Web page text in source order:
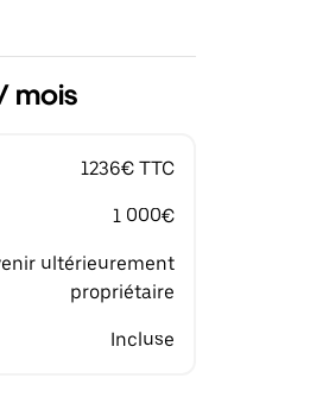
mois
1236€ TTC
1 000€
ultérieurement
propriétaire
Incluse